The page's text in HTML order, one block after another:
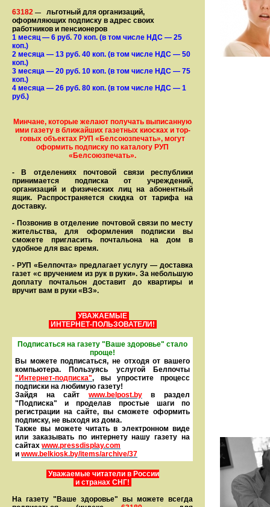
63182 —
льготный для организаций,
оформляющих подписку в адрес своих
работников и пенсионеров
1 месяц— 6 руб. 70 коп. (в том числе НДС — 25
коп.)
2 месяца — 13 руб. 40 коп. (в том числе НДС — 50
коп.)
3 месяца — 20 руб. 10 коп. (в том числе НДС — 75
коп.)
4 месяца — 26 руб. 80 коп. (в том числе НДС — 1
руб.)
Минчане, которые желают получать вы­писанную
ими газету в бли­жай­ших газет­ных киосках и тор­
го­вых объе­ктах РУП «Белсоюзпечать», могут
оформить под­пис­ку по ка­та­ло­гу РУП
«Белсоюзпечать».
- В отделениях почтовой связи рес­пуб­лики
принимается подписка от учреждений,
организаций и фи­зи­ческих лиц на абонентный
ящик. Распространяется скидка от тарифа на
доставку.
- Позвонив в отделение почтовой связи по месту
жительства, для оформления подписки вы
сможете пригласить почтальона на дом в
удобное для вас время.
- РУП «Белпочта» предлагает услугу — доставка
газет «с вручением из рук в руки». За небольшую
доплату почтальон доставит до квартиры и
вручит вам в руки «ВЗ».
УВАЖАЕМЫЕ
ИНТЕРНЕТ-ПОЛЬЗОВАТЕЛИ!
Подписаться на газету "Ваше здоровье" стало
проще!
Вы можете подписаться, не отходя от вашего
компьютера. Пользуясь услугой Белпочты
"Интернет-подписка", вы упростите процесс
подписки на любимую газету!
Зайдя на сайт www.belpost.by
в раздел
"Подписка" и проделав простые шаги по
регистрации на сайте, вы сможете оформить
под­писку, не выходя из дома.
Также вы можете читать в элек­тронном виде
или заказывать по интернету нашу газету на
сайтах www.pressdisplay.com
и www.belkiosk.by/items/archive/37
Уважаемые читатели в России
и странах СНГ!
На газету "Ваше здоровье" вы можете всегда